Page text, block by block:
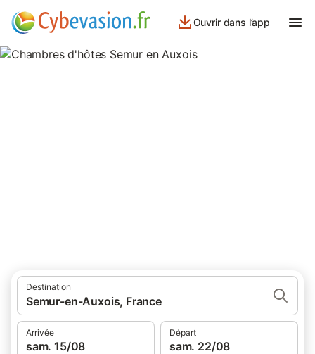
Ouvrir dans l’app
Destination
Semur-en-Auxois, France
Arrivée
sam. 15/08
Départ
sam. 22/08